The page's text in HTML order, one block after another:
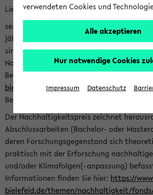
Liebe Studierende,
seit 2023 verleiht das Rektorat der
jährlich den Nachhaltigkeitspreis für
sind herzlich eingeladen sich mit Ihrer
Nachhaltigkeitsbüro zu bewerben. Bitte
Bewerbung dieses Formular<https://
bielefeld.de/frontend-server/form/
Bewerbungsfrist endet am 30.09.2026.
Der Nachhaltigkeitspreis zeichnet
Abschlussarbeiten (Bachelor- oder
deren Forschungsgegenstand sich
praktisch mit der Erforschung
und/oder Klimafolgen(-anpassung)
Informationen finden Sie hier: https://
bielefeld.de/themen/nachhaltigkeit/
verwendeten Cookies und
Alle akzeptieren
Nur notwendige Cookies
Impressum Datenschutz